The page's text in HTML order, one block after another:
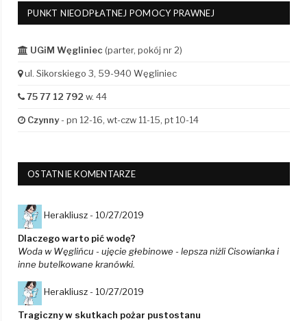
PUNKT NIEODPŁATNEJ POMOCY PRAWNEJ
UGiM Węgliniec (parter, pokój nr 2)
ul. Sikorskiego 3, 59-940 Węgliniec
75 77 12 792 w. 44
Czynny- pn 12-16, wt-czw 11-15, pt 10-14
OSTATNIE KOMENTARZE
Herakliusz - 10/27/2019
Dlaczego warto pić wodę?
Woda w Węglińcu - ujęcie głebinowe - lepsza niżli Cisowianka i
inne butelkowane kranówki.
Herakliusz - 10/27/2019
Tragiczny w skutkach pożar pustostanu